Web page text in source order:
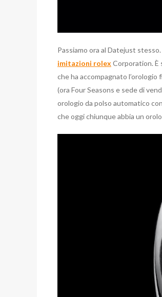
Passiamo ora al Datejust
imitazioni rolex Corporation. È
che ha accompagnato
(ora Four Seasons e sede di
orologio da polso automatico
che oggi chiunque abbia un